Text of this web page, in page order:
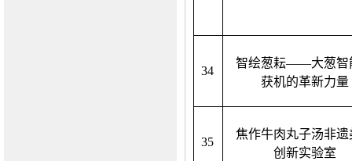
34
智绘葱耘——大葱智
获机的革新力量
35
焦作牛肉丸子汤非遗
创新实验室